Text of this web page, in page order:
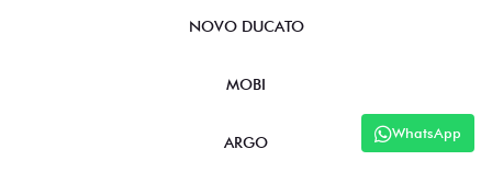
WhatsApp
NOVO DUCATO
MOBI
ARGO